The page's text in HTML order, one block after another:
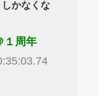
かなくな
１周年